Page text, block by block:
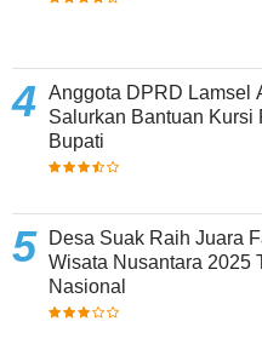
Anggota DPRD Lamsel
Salurkan Bantuan Kursi
Bupati
Desa Suak Raih Juara
Wisata Nusantara 2025
Nasional